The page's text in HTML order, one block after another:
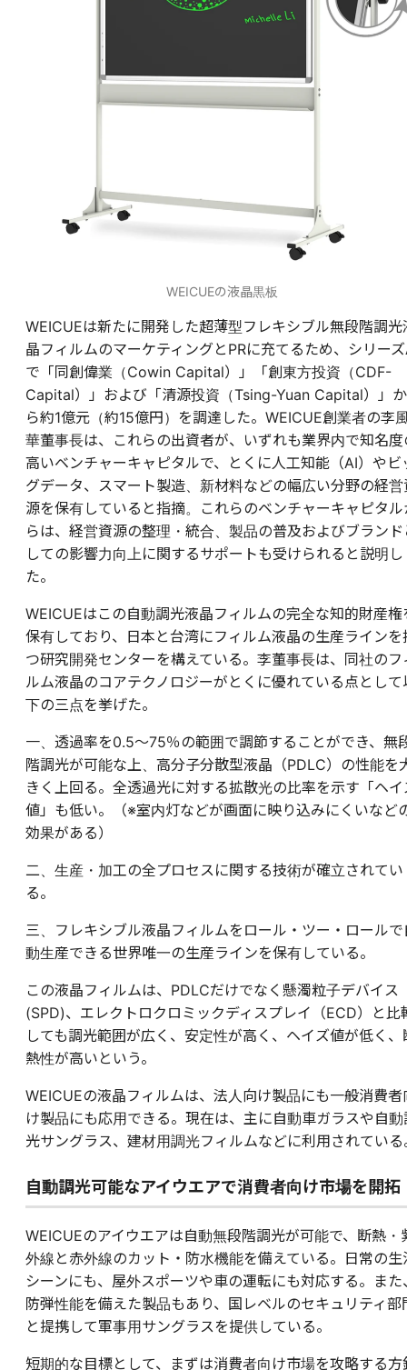
WEICUEの液晶黒板
WEICUEは新たに開発した超薄型フレキシブル無段階調光
晶フィルムのマーケティングとPRに充てるため、シリー
で「同創偉業（Cowin Capital）」「創東方投資（CDF-
Capital）」および「清源投資（Tsing-Yuan Capital）」か
ら約1億元（約15億円）を調達した。WEICUE創業者の李
華董事長は、これらの出資者が、いずれも業界内で知名度
高いベンチャーキャピタルで、とくに人工知能（AI）やビ
グデータ、スマート製造、新材料などの幅広い分野の経営
源を保有していると指摘。これらのベンチャーキャピタル
らは、経営資源の整理・統合、製品の普及およびブランド
しての影響力向上に関するサポートも受けられると説明し
た。
WEICUEはこの自動調光液晶フィルムの完全な知的財産権
保有しており、日本と台湾にフィルム液晶の生産ラインを
つ研究開発センターを構えている。李董事長は、同社のフ
ルム液晶のコアテクノロジーがとくに優れている点として
下の三点を挙げた。
一、透過率を0.5～75％の範囲で調節することができ、無
階調光が可能な上、高分子分散型液晶（PDLC）の性能を
きく上回る。全透過光に対する拡散光の比率を示す「ヘイ
値」も低い。（※室内灯などが画面に映り込みにくいなど
効果がある）
二、生産・加工の全プロセスに関する技術が確立されてい
る。
三、フレキシブル液晶フィルムをロール・ツー・ロールで
動生産できる世界唯一の生産ラインを保有している。
この液晶フィルムは、PDLCだけでなく懸濁粒子デバイス
(SPD)、エレクトロクロミックディスプレイ（ECD）と比
しても調光範囲が広く、安定性が高く、ヘイズ値が低く、
熱性が高いという。
WEICUEの液晶フィルムは、法人向け製品にも一般消費者
け製品にも応用できる。現在は、主に自動車ガラスや自動
光サングラス、建材用調光フィルムなどに利用されている
自動調光可能なアイウエアで消費者向け市場を開拓
WEICUEのアイウエアは自動無段階調光が可能で、断熱・
外線と赤外線のカット・防水機能を備えている。日常の生
シーンにも、屋外スポーツや車の運転にも対応する。また
防弾性能を備えた製品もあり、国レベルのセキュリティ部
と提携して軍事用サングラスを提供している。
短期的な目標として、まずは消費者向け市場を攻略する方